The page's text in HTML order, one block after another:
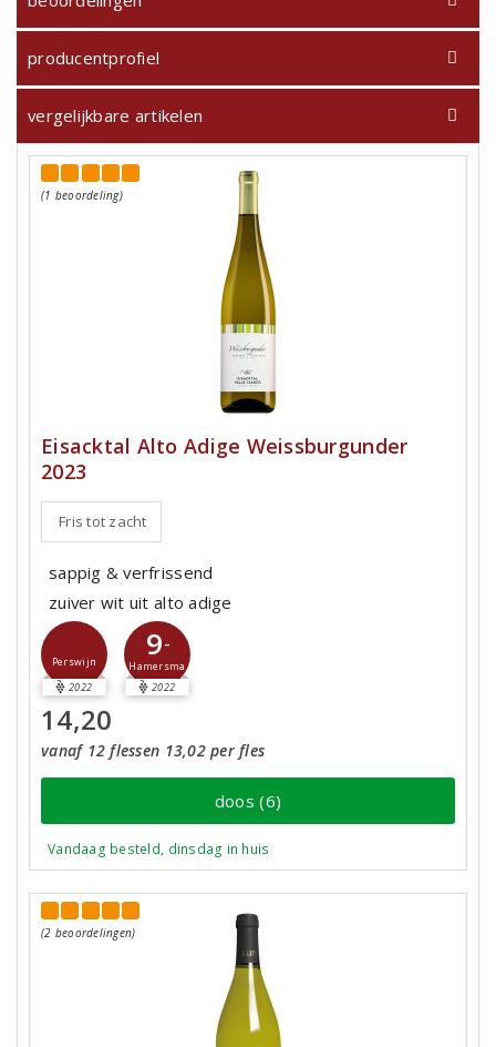
producentprofiel
vergelijkbare artikelen
(1 beoordeling)
Eisacktal Alto Adige Weissburgunder
2023
Fris tot zacht
sappig & verfrissend
zuiver wit uit alto adige
Perswijn
2022
9-
Hamersma
2022
14,20
vanaf 12 flessen 13,02 per fles
doos (6)
Vandaag besteld, dinsdag in huis
(2 beoordelingen)